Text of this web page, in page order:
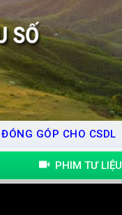
ĐÓNG GÓP CHO CSDL
PHIM TƯ LIỆU